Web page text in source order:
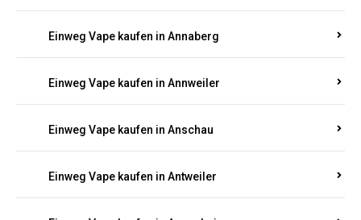
Einweg Vape kaufen in Annaberg
Einweg Vape kaufen in Annweiler
Einweg Vape kaufen in Anschau
Einweg Vape kaufen in Antweiler